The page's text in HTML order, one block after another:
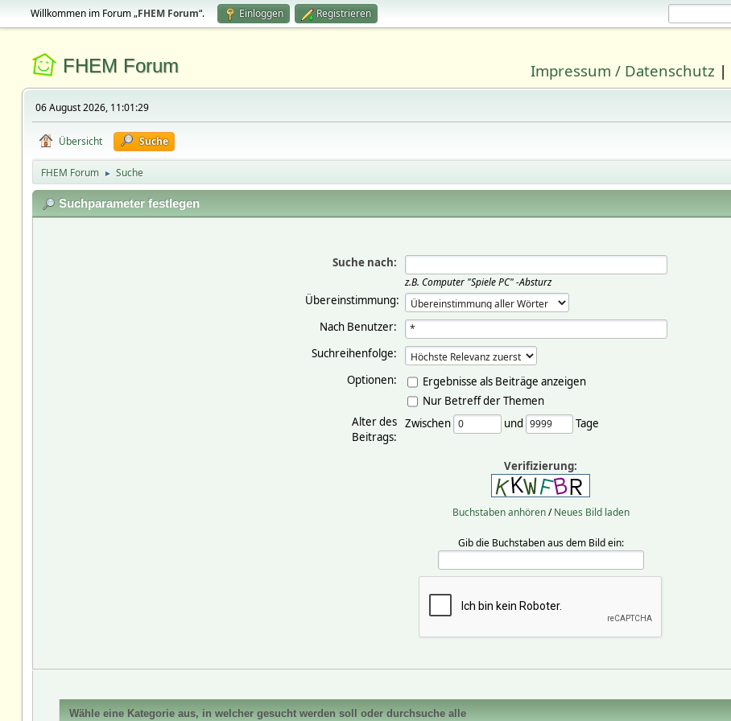
Willkommen im Forum „FHEM Forum“. Einloggen Registrieren
FHEM Forum Impressum / Datenschutz |
06 August 2026, 11:01:29
Übersicht Suche
FHEM Forum ► Suche
Suchparameter festlegen
Suche nach:
z.B. Computer "Spiele PC" -Absturz
Übereinstimmung:
Nach Benutzer:
Suchreihenfolge:
Optionen:
Ergebnisse als Beiträge anzeigen
Nur Betreff der Themen
Alter des
Beitrags:
Zwischen und Tage
Verifizierung:
Buchstaben anhören/Neues Bild laden
Gib die Buchstaben aus dem Bild ein:
Wähle eine Kategorie aus, in welcher gesucht werden soll oder durchsuche alle